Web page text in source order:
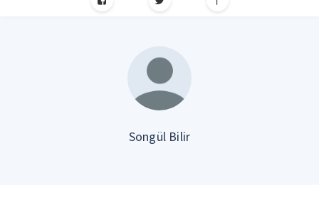
Songül Bilir